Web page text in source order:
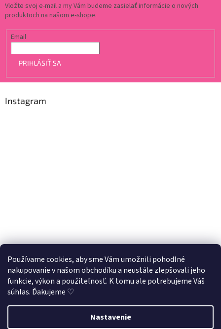
Používame cookies, aby sme Vám umožnili pohodlné
nakupovanie v našom obchodíku a neustále zlepšovali jeho
funkcie, výkon a použiteľnosť. K tomu ale potrebujeme Váš
súhlas. Ďakujeme ♡
Nastavenie
Vložte svoj e-mail a my Vám budeme zasielať informácie o nových
produktoch na našom e-shope.
Email
PRIHLÁSIŤ SA
Instagram
Sledovať na Instagrame